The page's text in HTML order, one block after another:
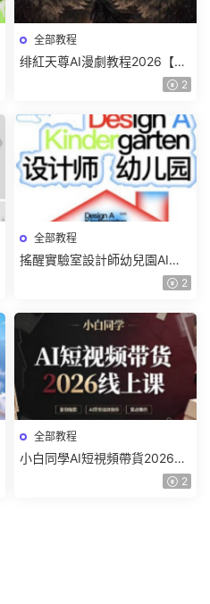
全部教程
绯紅天尊AI漫劇教程2026【畫
2
全部教程
搖醒實驗室設計師幼兒園AI軟
件基礎課2025【畫質不錯有素
2
全部教程
小白同學AI短視頻帶貨2026線
2